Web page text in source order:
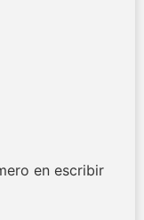
en escribir